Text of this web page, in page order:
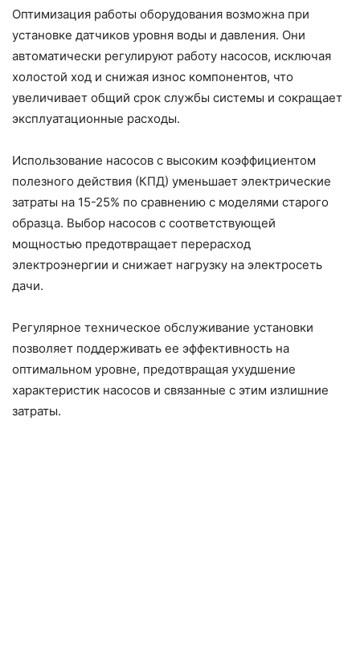
Оптимизация работы оборудования возможна при
установке датчиков уровня воды и давления. Они
автоматически регулируют работу насосов, исключая
холостой ход и снижая износ компонентов, что
увеличивает общий срок службы системы и сокращает
эксплуатационные расходы.
Использование насосов с высоким коэффициентом
полезного действия (КПД) уменьшает электрические
затраты на 15-25% по сравнению с моделями старого
образца. Выбор насосов с соответствующей
мощностью предотвращает перерасход
электроэнергии и снижает нагрузку на электросеть
дачи.
Регулярное техническое обслуживание установки
позволяет поддерживать ее эффективность на
оптимальном уровне, предотвращая ухудшение
характеристик насосов и связанные с этим излишние
затраты.